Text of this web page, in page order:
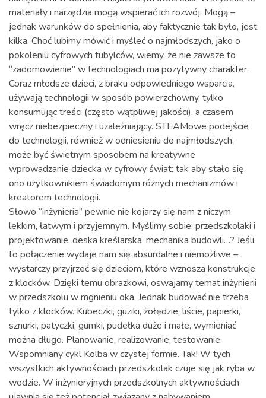
materiały i narzędzia mogą wspierać ich rozwój. Mogą –
jednak warunków do spełnienia, aby faktycznie tak było, jest
kilka. Choć lubimy mówić i myśleć o najmłodszych, jako o
pokoleniu cyfrowych tubylców, wiemy, że nie zawsze to
“zadomowienie” w technologiach ma pozytywny charakter.
Coraz młodsze dzieci, z braku odpowiedniego wsparcia,
używają technologii w sposób powierzchowny, tylko
konsumując treści (często wątpliwej jakości), a czasem
wręcz niebezpieczny i uzależniający. STEAMowe podejście
do technologii, również w odniesieniu do najmłodszych,
może być świetnym sposobem na kreatywne
wprowadzanie dziecka w cyfrowy świat: tak aby stało się
ono użytkownikiem świadomym różnych mechanizmów i
kreatorem technologii.
Słowo “inżynieria” pewnie nie kojarzy się nam z niczym
lekkim, łatwym i przyjemnym. Myślimy sobie: przedszkolaki i
projektowanie, deska kreślarska, mechanika budowli…? Jeśli
to połączenie wydaje nam się absurdalne i niemożliwe –
wystarczy przyjrzeć się dzieciom, które wznoszą konstrukcje
z klocków. Dzięki temu obrazkowi, oswajamy temat inżynierii
w przedszkolu w mgnieniu oka. Jednak budować nie trzeba
tylko z klocków. Kubeczki, guziki, żołędzie, liście, papierki,
sznurki, patyczki, gumki, pudełka duże i małe, wymieniać
można długo. Planowanie, realizowanie, testowanie.
Wspomniany cykl Kolba w czystej formie. Tak! W tych
wszystkich aktywnościach przedszkolak czuje się jak ryba w
wodzie. W inżynieryjnych przedszkolnych aktywnościach